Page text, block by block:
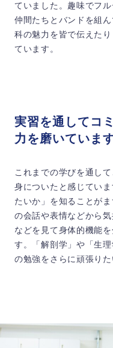
ていました。趣味でフ
仲間たちとバンドを組
科の魅力を皆で伝えた
ています。
実習を通してコ
力を磨いています
これまでの学びを通し
身についたと感じてい
たいか」を知ることが
の会話や表情などから
などを見て身体的機能
す。「解剖学」や「生
の勉強をさらに頑張りた